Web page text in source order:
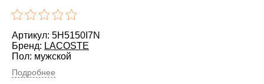
Артикул: 5H5150I7N
Бренд: LACOSTE
Пол: мужской
Подробнее